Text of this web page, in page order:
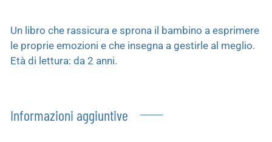
Un libro che rassicura e sprona il bambino a esprimere
le proprie emozioni e che insegna a gestirle al meglio.
Età di lettura: da 2 anni.
Informazioni aggiuntive